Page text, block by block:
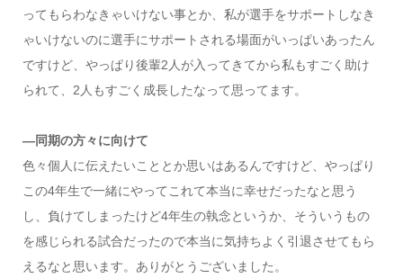
ってもらわなきゃいけない事とか、私が選手をサポートしなき
ゃいけないのに選手にサポートされる場面がいっぱいあったん
ですけど、やっぱり後輩2人が入ってきてから私もすごく助け
られて、2人もすごく成長したなって思ってます。
―同期の方々に向けて
色々個人に伝えたいこととか思いはあるんですけど、やっぱり
この4年生で一緒にやってこれて本当に幸せだったなと思う
し、負けてしまったけど4年生の執念というか、そういうもの
を感じられる試合だったので本当に気持ちよく引退させてもら
えるなと思います。ありがとうございました。